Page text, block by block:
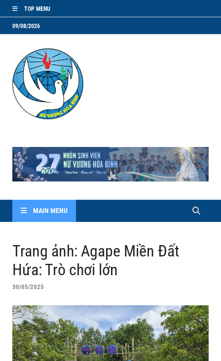
TOP MENU
09/08/2026
MAIN MENU
Trang ảnh: Agape Miền Đất
Hứa: Trò chơi lớn
30/05/2025